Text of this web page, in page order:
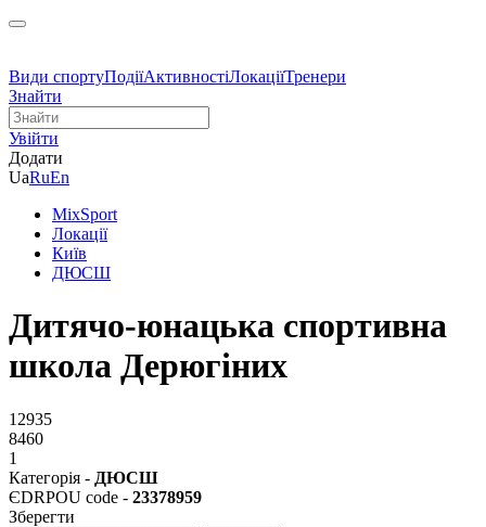
Види спортуПодіїАктивностіЛокаціїТренери
Знайти
Увійти
Додати
UaRuEn
MixSport
Локації
Київ
ДЮСШ
Дитячо-юнацька спортивна
школа Дерюгіних
12935
8460
1
Категорія - ДЮСШ
ЄDRPOU code - 23378959
Зберегти